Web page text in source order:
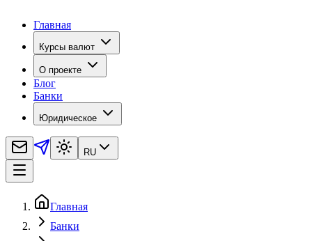
Главная
Курсы валют
О проекте
Блог
Банки
Юридическое
RU
Главная
Банки